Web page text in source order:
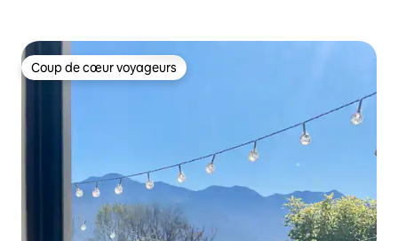
Coup de cœur voyageurs
Coup de cœur voyageurs